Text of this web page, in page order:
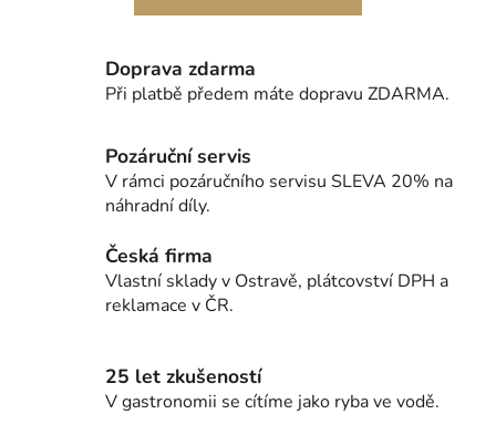
Doprava zdarma
Při platbě předem máte dopravu ZDARMA.
Pozáruční servis
V rámci pozáručního servisu SLEVA 20% na
náhradní díly.
Česká firma
Vlastní sklady v Ostravě, plátcovství DPH a
reklamace v ČR.
25 let zkušeností
V gastronomii se cítíme jako ryba ve vodě.